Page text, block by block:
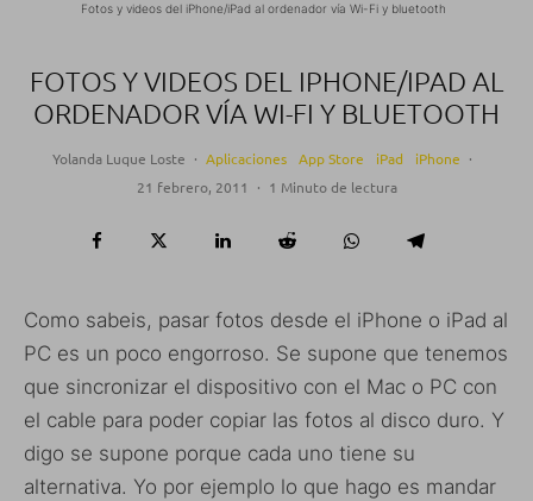
Fotos y videos del iPhone/iPad al ordenador vía Wi-Fi y bluetooth
FOTOS Y VIDEOS DEL IPHONE/IPAD AL
ORDENADOR VÍA WI-FI Y BLUETOOTH
Yolanda Luque Loste · Aplicaciones App Store iPad iPhone ·
21 febrero, 2011
· 1 Minuto de lectura
Como sabeis, pasar fotos desde el iPhone o iPad al
PC es un poco engorroso. Se supone que tenemos
que sincronizar el dispositivo con el Mac o PC con
el cable para poder copiar las fotos al disco duro. Y
digo se supone porque cada uno tiene su
alternativa. Yo por ejemplo lo que hago es mandar